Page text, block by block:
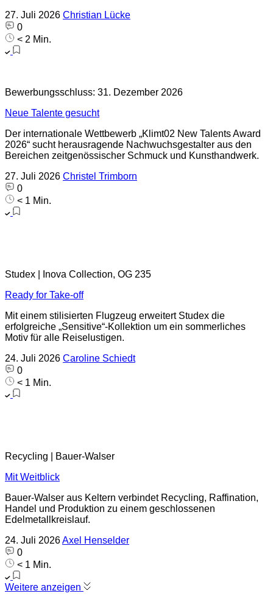
27. Juli 2026 Christian Lücke
0
< 2 Min.
Bewerbungsschluss: 31. Dezember 2026
Neue Talente gesucht
Der internationale Wettbewerb „Klimt02 New Talents Award
2026“ sucht herausragende Nachwuchsgestalter aus den
Bereichen zeitgenössischer Schmuck und Kunsthandwerk.
27. Juli 2026 Christel Trimborn
0
< 1 Min.
Studex | Inova Collection, OG 235
Ready for Take-off
Mit einem stilisierten Flugzeug erweitert Studex die
erfolgreiche „Sensitive“-Kollektion um ein sommerliches
Motiv für alle Reiselustigen.
24. Juli 2026 Caroline Schiedt
0
< 1 Min.
Recycling | Bauer-Walser
Mit Weitblick
Bauer-Walser aus Keltern verbindet Recycling, Raffination,
Handel und Produktion zu einem geschlossenen
Edelmetallkreislauf.
24. Juli 2026Axel Henselder
0
< 1 Min.
Weitere anzeigen